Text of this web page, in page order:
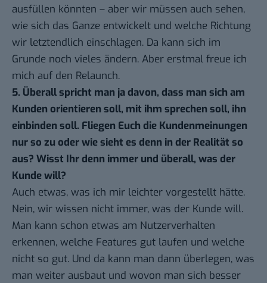
ausfüllen könnten – aber wir müssen auch sehen,
wie sich das Ganze entwickelt und welche Richtung
wir letztendlich einschlagen. Da kann sich im
Grunde noch vieles ändern. Aber erstmal freue ich
mich auf den Relaunch.
5. Überall spricht man ja davon, dass man sich am
Kunden orientieren soll, mit ihm sprechen soll, ihn
einbinden soll. Fliegen Euch die Kundenmeinungen
nur so zu oder wie sieht es denn in der Realität so
aus? Wisst Ihr denn immer und überall, was der
Kunde will?
Auch etwas, was ich mir leichter vorgestellt hätte.
Nein, wir wissen nicht immer, was der Kunde will.
Man kann schon etwas am Nutzerverhalten
erkennen, welche Features gut laufen und welche
nicht so gut. Und da kann man dann überlegen, was
man weiter ausbaut und wovon man sich besser